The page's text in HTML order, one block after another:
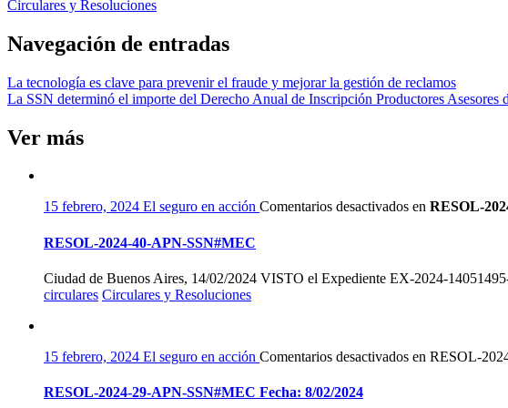
Circulares y Resoluciones
Navegación de entradas
La tecnología es clave para prevenir el fraude y mejorar la gestión de reclamos
La SSN determinó el importe del Derecho Anual de Inscripción Productores Asesores
Ver más
15 febrero, 2024 El seguro en acción Comentarios desactivados en RESOL-
RESOL-2024-40-APN-SSN#MEC
Ciudad de Buenos Aires, 14/02/2024 VISTO el Expediente EX-2024-
circulares Circulares y Resoluciones
15 febrero, 2024 El seguro en acción Comentarios desactivados en RESOL-
RESOL-2024-29-APN-SSN#MEC Fecha: 8/02/2024